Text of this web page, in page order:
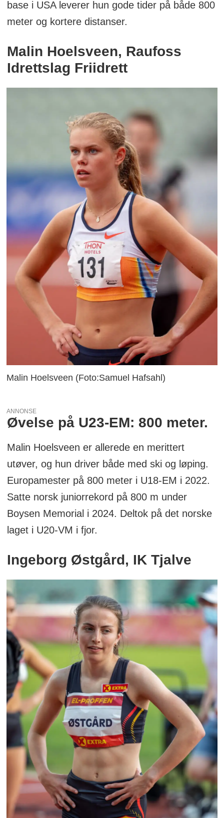
base i USA leverer hun gode tider på både 800
meter og kortere distanser.
Malin Hoelsveen, Raufoss
Idrettslag Friidrett
Malin Hoelsveen (Foto:Samuel Hafsahl)
ANNONSE
Øvelse på U23-EM: 800 meter.
Malin Hoelsveen er allerede en merittert
utøver, og hun driver både med ski og løping.
Europamester på 800 meter i U18-EM i 2022.
Satte norsk juniorrekord på 800 m under
Boysen Memorial i 2024. Deltok på det norske
laget i U20-VM i fjor.
Ingeborg Østgård, IK Tjalve